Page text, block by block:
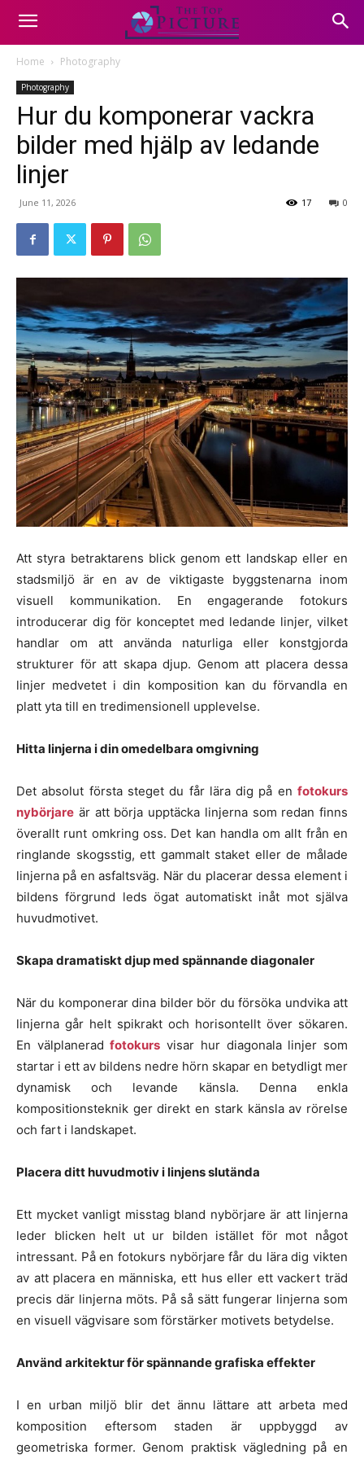
Home Photography
Photography
Hur du komponerar vackra
bilder med hjälp av ledande
linjer
June 11, 2026 0
17
Att styra betraktarens blick genom ett landskap eller en
stadsmiljö är en av de viktigaste byggstenarna inom
visuell kommunikation. En engagerande fotokurs
introducerar dig för konceptet med ledande linjer, vilket
handlar om att använda naturliga eller konstgjorda
strukturer för att skapa djup. Genom att placera dessa
linjer medvetet i din komposition kan du förvandla en
platt yta till en tredimensionell upplevelse.
Hitta linjerna i din omedelbara omgivning
Det absolut första steget du får lära dig på en fotokurs
nybörjare är att börja upptäcka linjerna som redan finns
överallt runt omkring oss. Det kan handla om allt från en
ringlande skogsstig, ett gammalt staket eller de målade
linjerna på en asfaltsväg. När du placerar dessa element i
bildens förgrund leds ögat automatiskt inåt mot själva
huvudmotivet.
Skapa dramatiskt djup med spännande diagonaler
När du komponerar dina bilder bör du försöka undvika att
linjerna går helt spikrakt och horisontellt över sökaren.
En välplaneradfotokurs visar hur diagonala linjer som
startar i ett av bildens nedre hörn skapar en betydligt mer
dynamisk och levande känsla. Denna enkla
kompositionsteknik ger direkt en stark känsla av rörelse
och fart i landskapet.
Placera ditt huvudmotiv i linjens slutända
Ett mycket vanligt misstag bland nybörjare är att linjerna
leder blicken helt ut ur bilden istället för mot något
intressant. På en fotokurs nybörjare får du lära dig vikten
av att placera en människa, ett hus eller ett vackert träd
precis där linjerna möts. På så sätt fungerar linjerna som
en visuell vägvisare som förstärker motivets betydelse.
Använd arkitektur för spännande grafiska effekter
I en urban miljö blir det ännu lättare att arbeta med
komposition eftersom staden är uppbyggd av
geometriska former. Genom praktisk vägledning på en